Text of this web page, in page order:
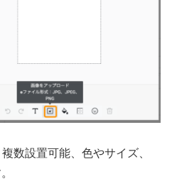
数設置可能、色やサイズ、